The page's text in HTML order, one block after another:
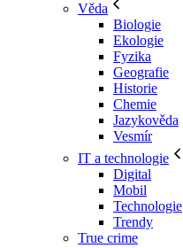
Věda
Biologie
Ekologie
Fyzika
Geografie
Historie
Chemie
Jazykověda
Vesmír
IT a technologie
Digital
Mobil
Technologie
Trendy
True crime